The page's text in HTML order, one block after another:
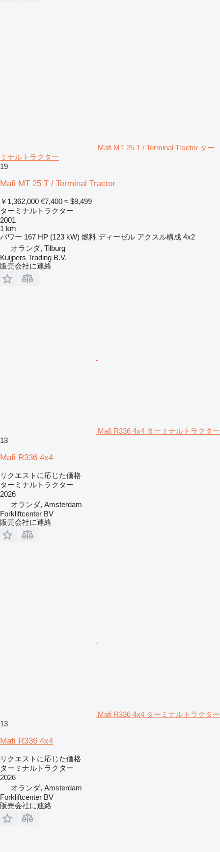
Mafi MT 25 T / Terminal Tractor ター
ミナルトラクター
19
Mafi MT 25 T / Terminal Tractor
￥1,362,000 €7,400 ≈ $8,499
ターミナルトラクター
2001
1 km
パワー 167 HP (123 kW) 燃料 ディーゼル アクスル構成 4x2
オランダ, Tilburg
Kuijpers Trading B.V.
販売会社に連絡
Mafi R336 4x4 ターミナルトラクター
13
Mafi R336 4x4
リクエストに応じた価格
ターミナルトラクター
2026
オランダ, Amsterdam
Forkliftcenter BV
販売会社に連絡
Mafi R336 4x4 ターミナルトラクター
13
Mafi R336 4x4
リクエストに応じた価格
ターミナルトラクター
2026
オランダ, Amsterdam
Forkliftcenter BV
販売会社に連絡